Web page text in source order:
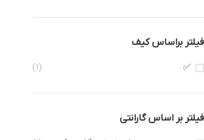
فیلتر براساس کیف
✅
(1)
فیلتر بر اساس گارانتی